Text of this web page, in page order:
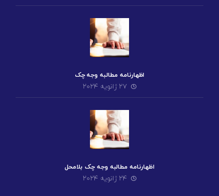
اظهارنامه مطالبه وجه چک
۲۷ ژانویه ۲۰۲۴
اظهارنامه مطالبه وجه چک بلامحل
۲۴ ژانویه ۲۰۲۴